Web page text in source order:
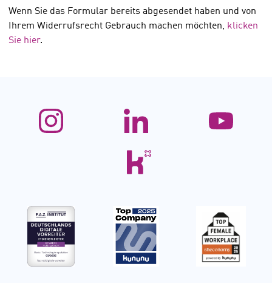
Wenn Sie das Formular bereits abgesendet haben und von
Ihrem Widerrufsrecht Gebrauch machen möchten, klicken
Sie hier.